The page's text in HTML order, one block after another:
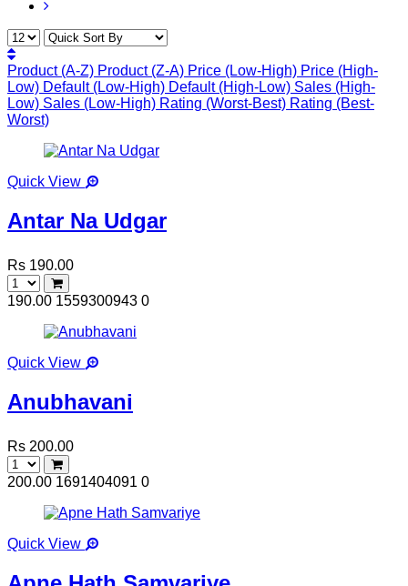
Product (A-Z) Product (Z-A) Price (Low-High) Price (High-
Low) Default (Low-High) Default (High-Low) Sales (High-
Low) Sales (Low-High) Rating (Worst-Best) Rating (Best-
Worst)
Quick View
Antar Na Udgar
Rs 190.00
190.00 1559300943 0
Quick View
Anubhavani
Rs 200.00
200.00 1691404091 0
Quick View